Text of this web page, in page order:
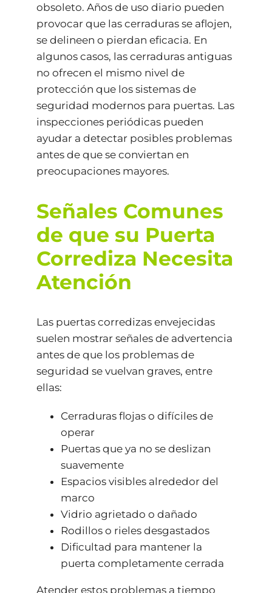
obsoleto. Años de uso diario pueden
provocar que las cerraduras se aflojen,
se delineen o pierdan eficacia. En
algunos casos, las cerraduras antiguas
no ofrecen el mismo nivel de
protección que los sistemas de
seguridad modernos para puertas. Las
inspecciones periódicas pueden
ayudar a detectar posibles problemas
antes de que se conviertan en
preocupaciones mayores.
Señales Comunes
de que su Puerta
Corrediza Necesita
Atención
Las puertas corredizas envejecidas
suelen mostrar señales de advertencia
antes de que los problemas de
seguridad se vuelvan graves, entre
ellas:
Cerraduras flojas o difíciles de
operar
Puertas que ya no se deslizan
suavemente
Espacios visibles alrededor del
marco
Vidrio agrietado o dañado
Rodillos o rieles desgastados
Dificultad para mantener la
puerta completamente cerrada
Atender estos problemas a tiempo